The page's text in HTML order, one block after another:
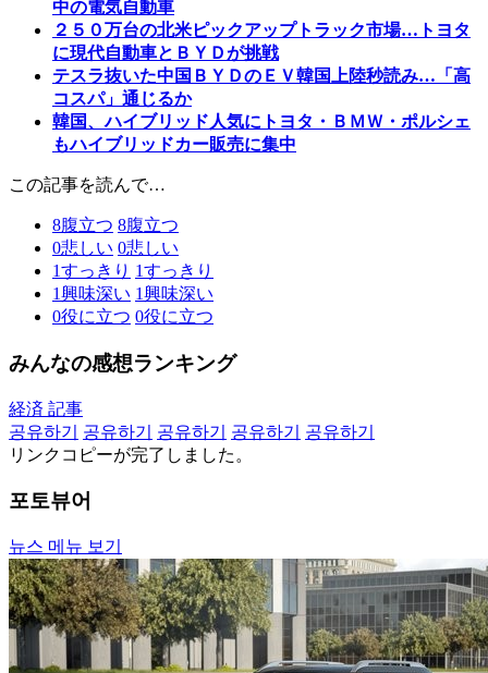
中の電気自動車
２５０万台の北米ピックアップトラック市場…トヨタ
に現代自動車とＢＹＤが挑戦
テスラ抜いた中国ＢＹＤのＥＶ韓国上陸秒読み…「高
コスパ」通じるか
韓国、ハイブリッド人気にトヨタ・ＢＭＷ・ポルシェ
もハイブリッドカー販売に集中
この記事を読んで…
8腹立つ 8腹立つ
0悲しい 0悲しい
1すっきり 1すっきり
1興味深い 1興味深い
0役に立つ 0役に立つ
みんなの感想ランキング
経済 記事
공유하기
공유하기 공유하기 공유하기
공유하기
リンクコピーが完了しました。
포토뷰어
뉴스 메뉴 보기